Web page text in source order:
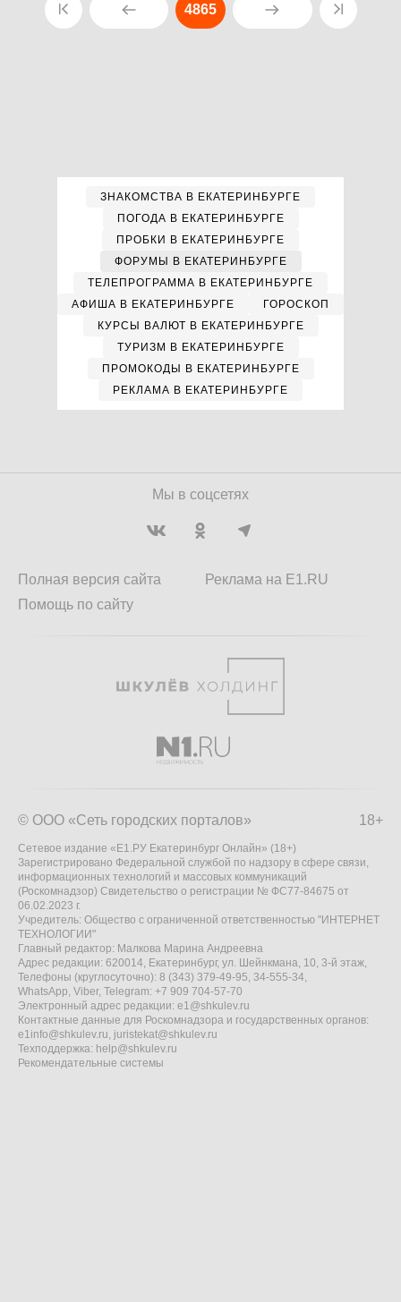
4865
ЗНАКОМСТВА В ЕКАТЕРИНБУРГЕ
ПОГОДА В ЕКАТЕРИНБУРГЕ
ПРОБКИ В ЕКАТЕРИНБУРГЕ
ФОРУМЫ В ЕКАТЕРИНБУРГЕ
ТЕЛЕПРОГРАММА В ЕКАТЕРИНБУРГЕ
АФИША В ЕКАТЕРИНБУРГЕ
ГОРОСКОП
КУРСЫ ВАЛЮТ В ЕКАТЕРИНБУРГЕ
ТУРИЗМ В ЕКАТЕРИНБУРГЕ
ПРОМОКОДЫ В ЕКАТЕРИНБУРГЕ
РЕКЛАМА В ЕКАТЕРИНБУРГЕ
Мы в соцсетях
Полная версия сайта
Помощь по сайту
Реклама на E1.RU
18+
© ООО «Сеть городских порталов»
Сетевое издание «Е1.РУ Екатеринбург Онлайн» (18+)
Зарегистрировано Федеральной службой по надзору в сфере связи,
информационных технологий и массовых коммуникаций
(Роскомнадзор) Свидетельство о регистрации № ФС77-84675 от
06.02.2023 г.
Учредитель: Общество с ограниченной ответственностью "ИНТЕРНЕТ
ТЕХНОЛОГИИ"
Главный редактор: Малкова Марина Андреевна
Адрес редакции: 620014, Екатеринбург, ул. Шейнкмана, 10, 3-й этаж,
Телефоны (круглосуточно): 8 (343) 379-49-95, 34-555-34,
WhatsApp, Viber, Telegram: +7 909 704-57-70
Электронный адрес редакции: e1@shkulev.ru
Контактные данные для Роскомнадзора и государственных органов:
e1info@shkulev.ru, juristekat@shkulev.ru
Техподдержка: help@shkulev.ru
Рекомендательные системы